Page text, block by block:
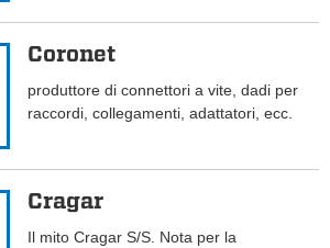
Coronet
produttore di connettori a vite, dadi per
raccordi, collegamenti, adattatori, ecc.
Cragar
Il mito Cragar S/S. Nota per la